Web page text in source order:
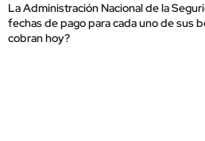
La Administración Nacional de la
fechas de pago para cada uno de sus
cobran hoy?